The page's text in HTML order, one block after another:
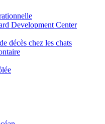
Development Center
décès chez les chats